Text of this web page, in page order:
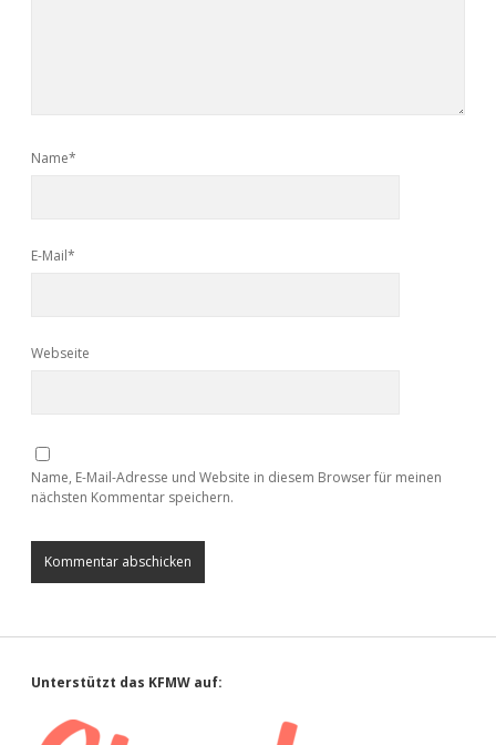
Name*
E-Mail*
Webseite
Name, E-Mail-Adresse und Website in diesem Browser für meinen
nächsten Kommentar speichern.
Sidebar
Unterstützt das KFMW auf: